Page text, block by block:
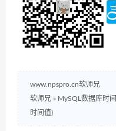
www.npspro.cn软师兄
软师兄 » MySQL数据库时
时间值)